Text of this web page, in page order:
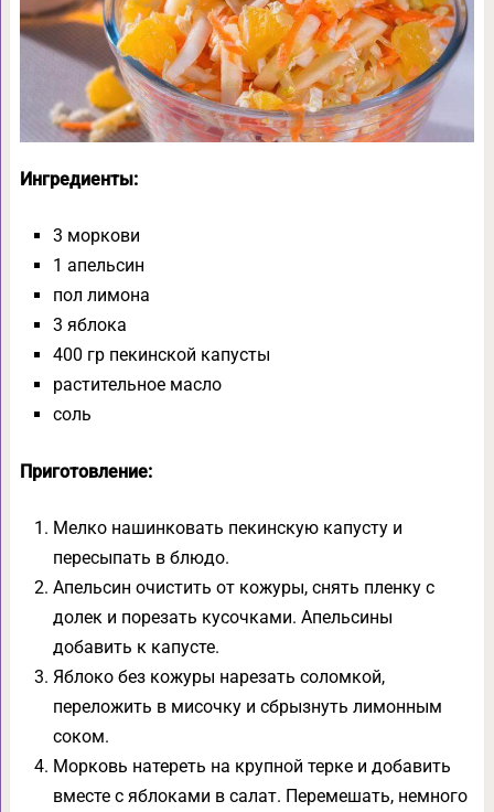
Ингредиенты:
3 моркови
1 апельсин
пол лимона
3 яблока
400 гр пекинской капусты
растительное масло
соль
Приготовление:
Мелко нашинковать пекинскую капусту и
пересыпать в блюдо.
Апельсин очистить от кожуры, снять пленку с
долек и порезать кусочками. Апельсины
добавить к капусте.
Яблоко без кожуры нарезать соломкой,
переложить в мисочку и сбрызнуть лимонным
соком.
Морковь натереть на крупной терке и добавить
вместе с яблоками в салат. Перемешать, немного